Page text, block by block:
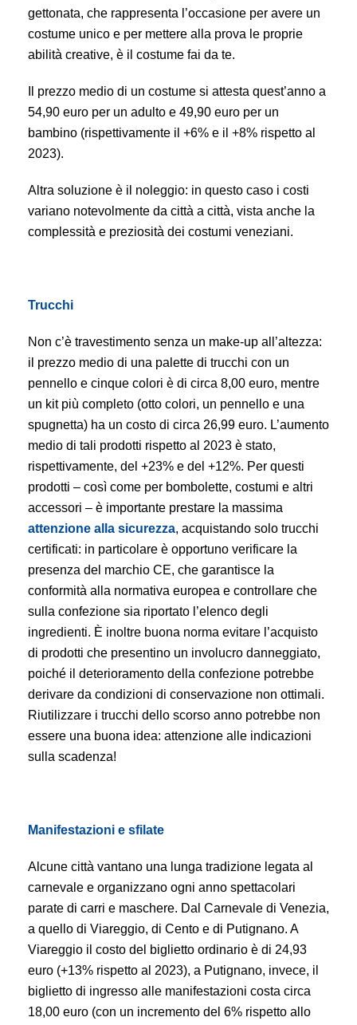
gettonata, che rappresenta l’occasione per avere un
costume unico e per mettere alla prova le proprie
abilità creative, è il costume fai da te.
Il prezzo medio di un costume si attesta quest’anno a
54,90 euro per un adulto e 49,90 euro per un
bambino (rispettivamente il +6% e il +8% rispetto al
2023).
Altra soluzione è il noleggio: in questo caso i costi
variano notevolmente da città a città, vista anche la
complessità e preziosità dei costumi veneziani.
Trucchi
Non c’è travestimento senza un make-up all’altezza:
il prezzo medio di una palette di trucchi con un
pennello e cinque colori è di circa 8,00 euro, mentre
un kit più completo (otto colori, un pennello e una
spugnetta) ha un costo di circa 26,99 euro. L’aumento
medio di tali prodotti rispetto al 2023 è stato,
rispettivamente, del +23% e del +12%. Per questi
prodotti – così come per bombolette, costumi e altri
accessori – è importante prestare la massima
attenzione alla sicurezza, acquistando solo trucchi
certificati: in particolare è opportuno verificare la
presenza del marchio CE, che garantisce la
conformità alla normativa europea e controllare che
sulla confezione sia riportato l’elenco degli
ingredienti. È inoltre buona norma evitare l’acquisto
di prodotti che presentino un involucro danneggiato,
poiché il deterioramento della confezione potrebbe
derivare da condizioni di conservazione non ottimali.
Riutilizzare i trucchi dello scorso anno potrebbe non
essere una buona idea: attenzione alle indicazioni
sulla scadenza!
Manifestazioni e sfilate
Alcune città vantano una lunga tradizione legata al
carnevale e organizzano ogni anno spettacolari
parate di carri e maschere. Dal Carnevale di Venezia,
a quello di Viareggio, di Cento e di Putignano. A
Viareggio il costo del biglietto ordinario è di 24,93
euro (+13% rispetto al 2023), a Putignano, invece, il
biglietto di ingresso alle manifestazioni costa circa
18,00 euro (con un incremento del 6% rispetto allo